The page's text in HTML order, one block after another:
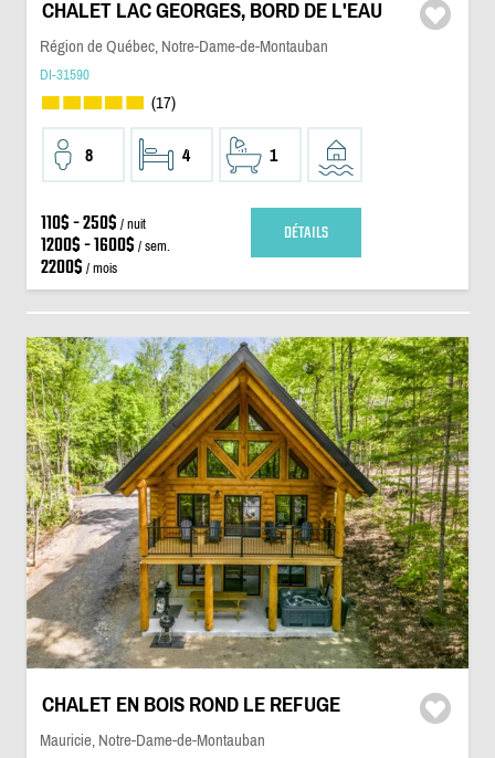
CHALET LAC GEORGES, BORD DE L'EAU
Région de Québec, Notre-Dame-de-Montauban
DI-31590
(17)
8 4 1
110$ - 250$ / nuit
1200$ - 1600$ / sem.
2200$ / mois
DÉTAILS
CHALET EN BOIS ROND LE REFUGE
Mauricie, Notre-Dame-de-Montauban